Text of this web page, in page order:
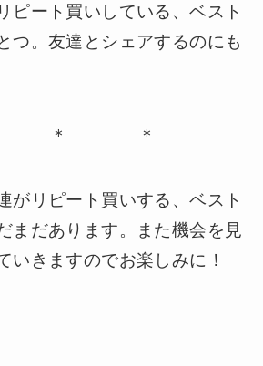
ピート買いしている、ベスト
つ。友達とシェアするのにも
＊ ＊
がリピート買いする、ベスト
まだあります。また機会を見
いきますのでお楽しみに！